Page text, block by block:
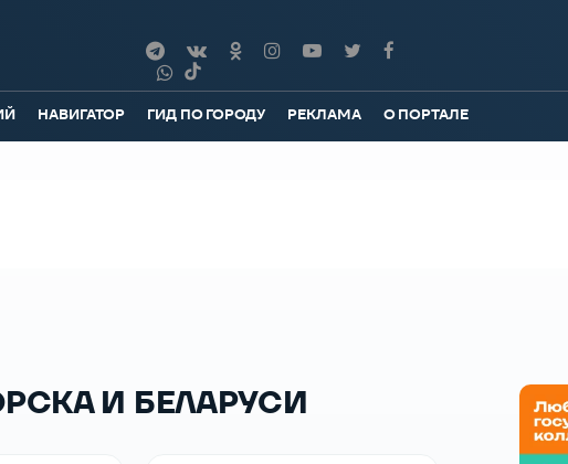
НАВИГАТОР ГИД ПО ГОРОДУ РЕКЛАМА О ПОРТАЛЕ
И БЕЛАРУСИ